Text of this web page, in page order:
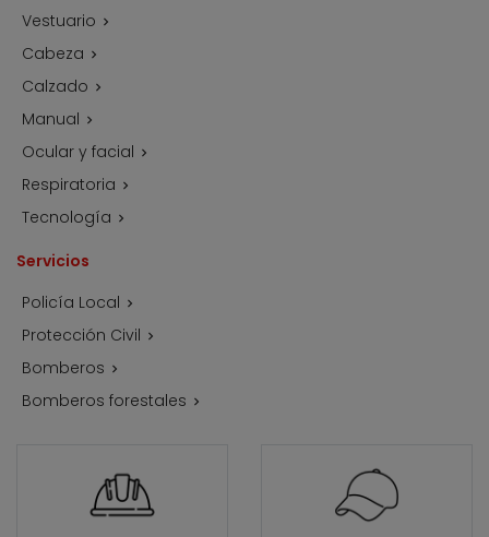
Vestuario 
Cabeza 
Calzado 
Manual 
Ocular y facial 
Respiratoria 
Tecnología 
Servicios
Policía Local 
Protección Civil 
Bomberos 
Bomberos forestales 